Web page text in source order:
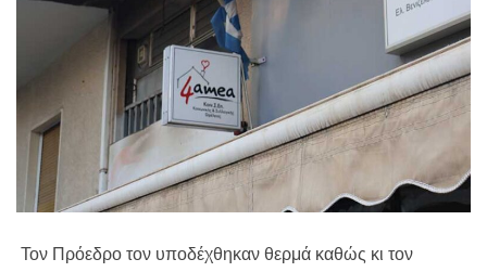
Τον Πρόεδρο τον υποδέχθηκαν θερμά καθώς κι τον